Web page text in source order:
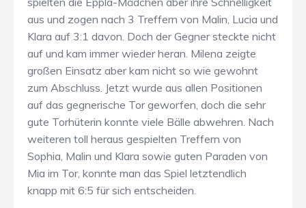
aus und zogen nach 3 Treffern von Malin, Lucia und
Klara auf 3:1 davon. Doch der Gegner steckte nicht
auf und kam immer wieder heran. Milena zeigte
großen Einsatz aber kam nicht so wie gewohnt
zum Abschluss. Jetzt wurde aus allen Positionen
auf das gegnerische Tor geworfen, doch die sehr
gute Torhüterin konnte viele Bälle abwehren. Nach
weiteren toll heraus gespielten Treffern von
Sophia, Malin und Klara sowie guten Paraden von
Mia im Tor, konnte man das Spiel letztendlich
knapp mit 6:5 für sich entscheiden.